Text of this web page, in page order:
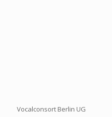
Vocalconsort Berlin UG